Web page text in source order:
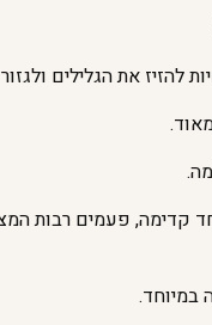
את הגלילים
קדימה, פעמים רבות
במיוחד.